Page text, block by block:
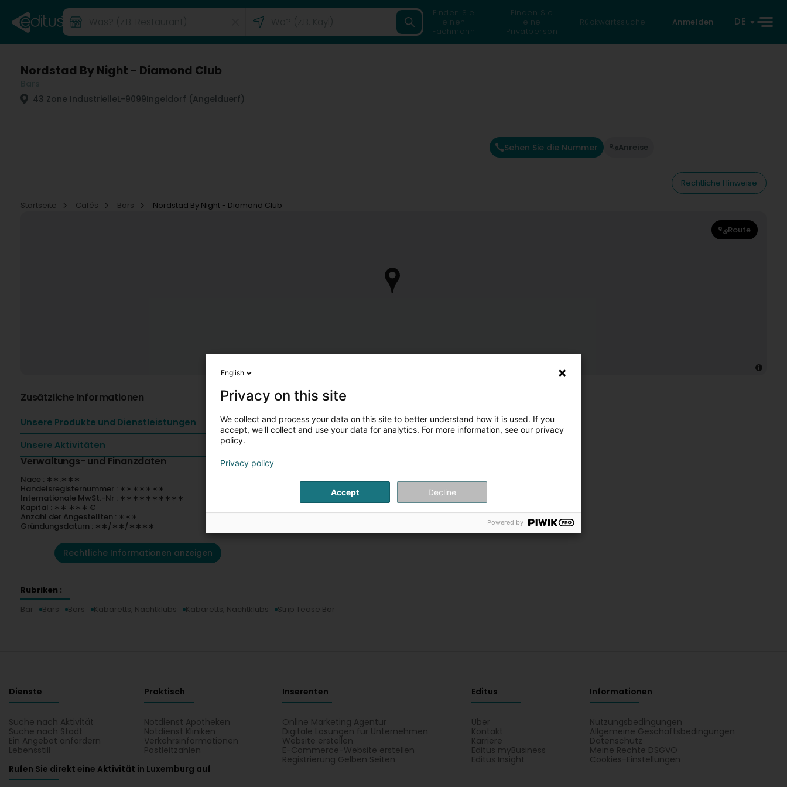
Finden Sie
einen
Fachmann
Finden Sie
eine
Privatperson
Rückwärtssuche Anmelden DE
Nordstad By Night - Diamond Club
43 Zone IndustrielleL-9099Ingeldorf (Angelduerf)
Sehen Sie die Nummer Anreise
Rechtliche Hinweise
Startseite
Cafés Bars Nordstad By Night - Diamond Club
Route
Zusätzliche Informationen
Unsere Produkte und Dienstleistungen
Unsere Aktivitäten
Verwaltungs- und Finanzdaten
Nace : ∗∗.∗∗∗
Handelsregisternummer : ∗∗∗∗∗∗∗
Internationale MwSt.-Nr : ∗∗∗∗∗∗∗∗∗∗
Kapital : ∗∗ ∗∗∗ €
Anzahl der Angestellten : ∗∗∗
Gründungsdatum : ∗∗/∗∗/∗∗∗∗
Rechtliche Informationen anzeigen
Rubriken :
Bar
Bars Bars Kabaretts, Nachtklubs Kabaretts, Nachtklubs Strip Tease Bar
Dienste
Suche nach Aktivität
Suche nach Stadt
Ein Angebot anfordern
Lebensstill
Praktisch
Notdienst Apotheken
Notdienst Kliniken
Verkehrsinformationen
Postleitzahlen
Inserenten
Online Marketing Agentur
Digitale Lösungen für Unternehmen
Website erstellen
E-Commerce-Website erstellen
Registrierung Gelben Seiten
Editus
Über
Kontakt
Karriere
Editus myBusiness
Editus Insight
Informationen
Nutzungsbedingungen
Allgemeine Geschäftsbedingungen
Datenschutz
Meine Rechte DSGVO
Cookies-Einstellungen
Rufen Sie direkt eine Aktivität in Luxemburg auf
English
Privacy on this site
We collect and process your data on this site to better understand how it is used. If you
accept, we'll collect and use your data for analytics. For more information, see our privacy
policy.
Privacy policy
Accept Decline
Powered by